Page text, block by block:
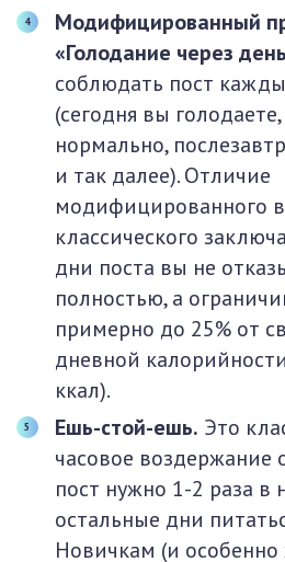
Модифицированный
«Голодание через
соблюдать пост
(сегодня вы
нормально,
и так далее). Отличие
модифицированного
классического
дни поста вы не
полностью, а
примерно до 25% от
дневной
ккал).
Ешь-стой-ешь. Это
часовое воздержание
пост нужно 1-2 раза в
остальные дни
Новичкам (и